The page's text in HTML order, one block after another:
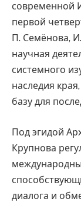
современной
первой
П. Семёнова,
научная
системного
наследия
базу для
Под эгидой
Крупнова
диалога и